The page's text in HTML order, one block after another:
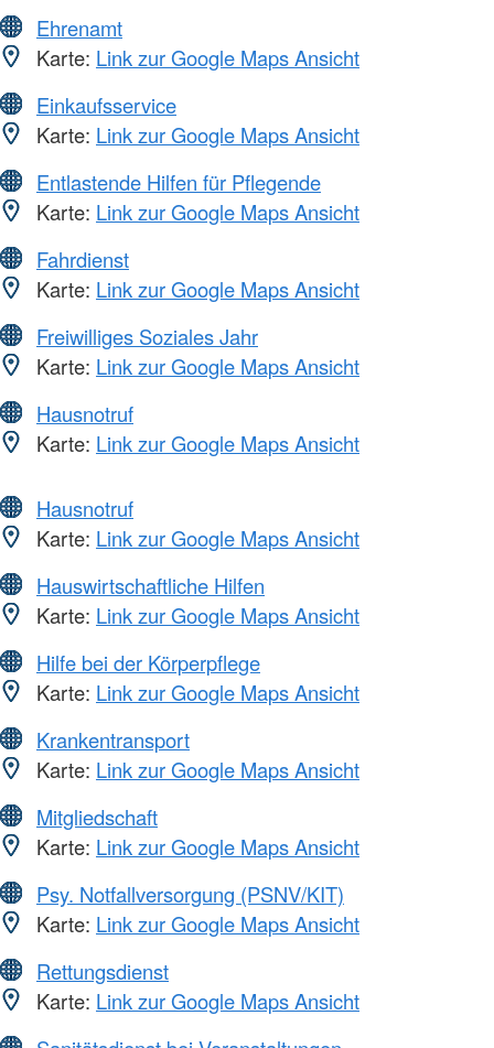
Ehrenamt
Karte: Link zur Google Maps Ansicht
Einkaufsservice
Karte: Link zur Google Maps Ansicht
Entlastende Hilfen für Pflegende
Karte: Link zur Google Maps Ansicht
Fahrdienst
Karte: Link zur Google Maps Ansicht
Freiwilliges Soziales Jahr
Karte: Link zur Google Maps Ansicht
Hausnotruf
Karte: Link zur Google Maps Ansicht
Hausnotruf
Karte: Link zur Google Maps Ansicht
Hauswirtschaftliche Hilfen
Karte: Link zur Google Maps Ansicht
Hilfe bei der Körperpflege
Karte: Link zur Google Maps Ansicht
Krankentransport
Karte: Link zur Google Maps Ansicht
Mitgliedschaft
Karte: Link zur Google Maps Ansicht
Psy. Notfallversorgung (PSNV/KIT)
Karte: Link zur Google Maps Ansicht
Rettungsdienst
Karte: Link zur Google Maps Ansicht